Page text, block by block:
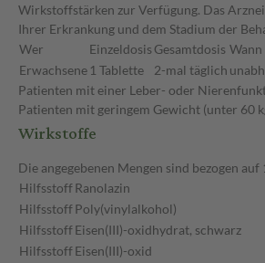
Wirkstoffstärken zur Verfügung. Das
Ihrer Erkrankung und dem Stadium der
Wer
Einzeldosis Gesamtdosis Wann
Erwachsene 1 Tablette 2-mal täglich
Patienten mit einer Leber- oder
Patienten mit geringem Gewicht (unter 60
Wirkstoffe
Die angegebenen Mengen sind bezogen auf
HilfsstoffRanolazin
HilfsstoffPoly(vinylalkohol)
HilfsstoffEisen(III)-oxidhydrat, schwarz
HilfsstoffEisen(III)-oxid